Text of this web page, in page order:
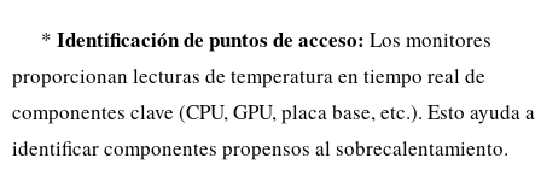
* Identificación de puntos de acceso: Los monitores
proporcionan lecturas de temperatura en tiempo real de
componentes clave (CPU, GPU, placa base, etc.). Esto ayuda a
identificar componentes propensos al sobrecalentamiento.